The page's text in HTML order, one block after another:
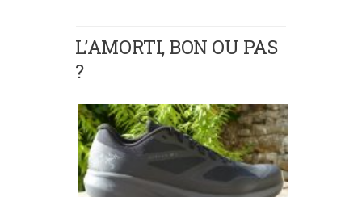
L’AMORTI, BON OU PAS
?